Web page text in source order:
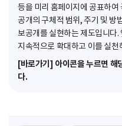
등을 미리 홈페이지에 공표하
공개의 구체적 범위, 주기 및 방
보공개를 실현하는 제도입니다
지속적으로 확대하고 이를 실천
[바로가기] 아이콘을 누르면 해
다.